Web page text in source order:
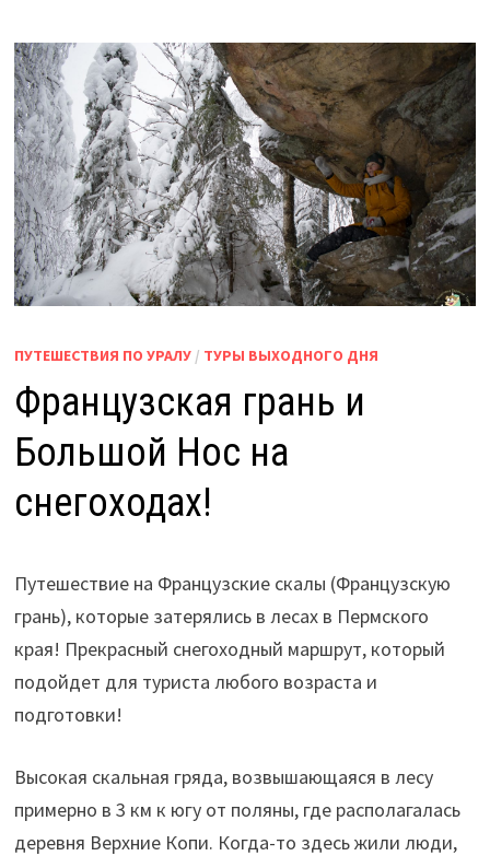
ПУТЕШЕСТВИЯ ПО УРАЛУ/ ТУРЫ ВЫХОДНОГО ДНЯ
Французская грань и
Большой Нос на
снегоходах!
Путешествие на Французские скалы (Французскую
грань), которые затерялись в лесах в Пермского
края! Прекрасный снегоходный маршрут, который
подойдет для туриста любого возраста и
подготовки!
Высокая скальная гряда, возвышающаяся в лесу
примерно в 3 км к югу от поляны, где располагалась
деревня Верхние Копи. Когда-то здесь жили люди,